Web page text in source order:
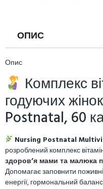
ОПИС
Опис
Комплекс
годуючих
Postnatal, 60
Nursing Postnatal
розроблений комплекс
здоров’я мами та малюка
Допомагає заповнити
енергії, гормональний